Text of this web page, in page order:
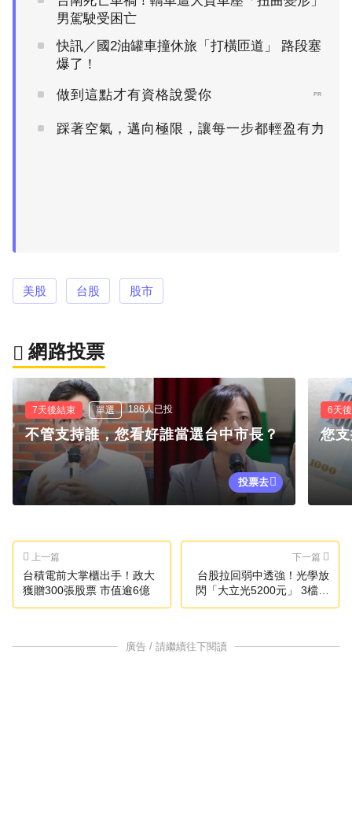
男駕駛受困亡
快訊／國2油罐車撞休旅「打橫匝道」 路段塞
爆了！
做到這點才有資格說愛你 PR
踩著空氣，邁向極限，讓每一步都輕盈有力
PR
美股 台股 股市
網路投票
7天後結束 單選 186人已投
不管支持誰，您看好誰當選台中市長？
投票去
6天
您
上一篇
台積電前大掌櫃出手！政大
獲贈300張股票 市值逾6億
下一篇
台股拉回弱中透強！光學放
閃「大立光5200元」 3檔逆
勢攻漲停
廣告 / 請繼續往下閱讀